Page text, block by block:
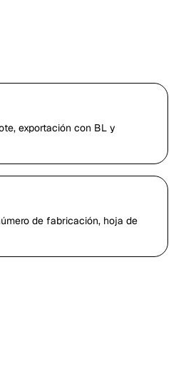
exportación con BL y
de fabricación, hoja de